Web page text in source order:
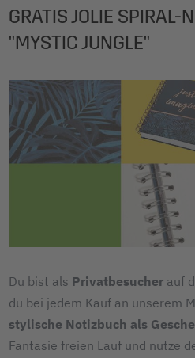
GRATIS JOLIE SPIRAL-
"MYSTIC JUNGLE"
Du bist als Privatbesucher auf
du bei jedem Kauf an unserem
stylische Notizbuch als
Fantasie freien Lauf und nutze